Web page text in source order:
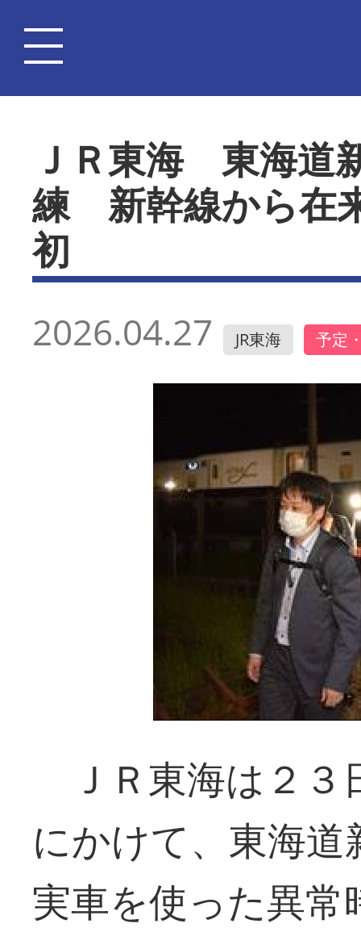
ＪＲ東海 東海道
練 新幹線から在
初
2026.04.27 JR東海 予定
ＪＲ東海は２３
にかけて、東海
実車を使った異